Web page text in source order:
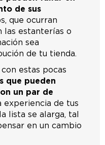
de sus
que ocurran
las estanterías o
sea
de tu tienda.
estas pocas
que pueden
un par de
experiencia de tus
lista se alarga, tal
en un cambio